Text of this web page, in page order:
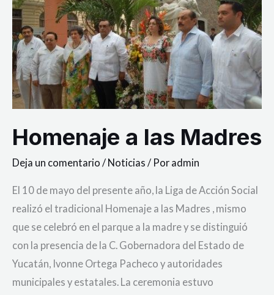
Homenaje a las Madres
Deja un comentario / Noticias / Por admin
El 10 de mayo del presente año, la Liga de Acción Social
realizó el tradicional Homenaje a las Madres , mismo
que se celebró en el parque a la madre y se distinguió
con la presencia de la C. Gobernadora del Estado de
Yucatán, Ivonne Ortega Pacheco y autoridades
municipales y estatales. La ceremonia estuvo
Madres